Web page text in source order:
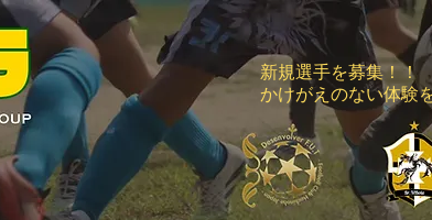
新規選手を募集！！
かけがえのない体験